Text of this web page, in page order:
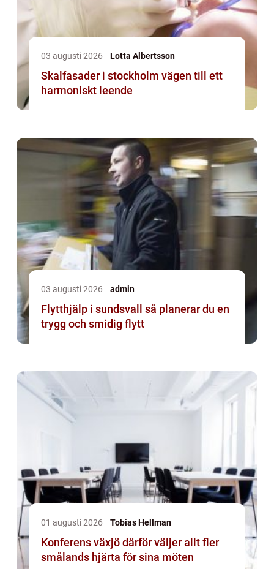
03 augusti 2026 Lotta Albertsson
Skalfasader i stockholm vägen till ett
harmoniskt leende
03 augusti 2026 admin
Flytthjälp i sundsvall så planerar du en
trygg och smidig flytt
01 augusti 2026 Tobias Hellman
Konferens växjö därför väljer allt fler
smålands hjärta för sina möten